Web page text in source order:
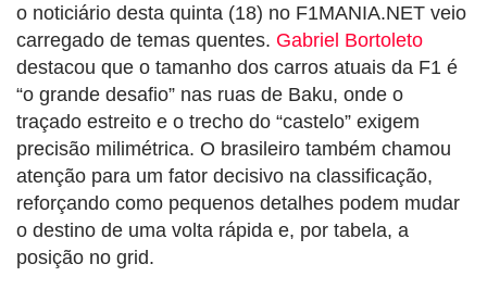
o noticiário desta quinta (18) no F1MANIA.NET veio
carregado de temas quentes. Gabriel Bortoleto
destacou que o tamanho dos carros atuais da F1 é
“o grande desafio” nas ruas de Baku, onde o
traçado estreito e o trecho do “castelo” exigem
precisão milimétrica. O brasileiro também chamou
atenção para um fator decisivo na classificação,
reforçando como pequenos detalhes podem mudar
o destino de uma volta rápida e, por tabela, a
posição no grid.